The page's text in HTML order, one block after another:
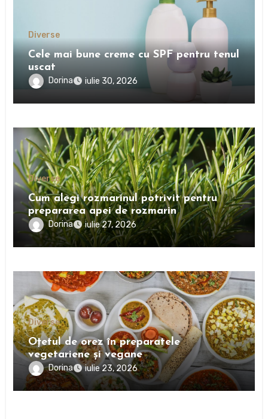
Diverse
Cele mai bune creme cu SPF pentru tenul
uscat
Dorina iulie 30, 2026
Diverse
Cum alegi rozmarinul potrivit pentru
prepararea apei de rozmarin
Dorina iulie 27, 2026
Diverse
Oțetul de orez în preparatele
vegetariene și vegane
Dorina iulie 23, 2026